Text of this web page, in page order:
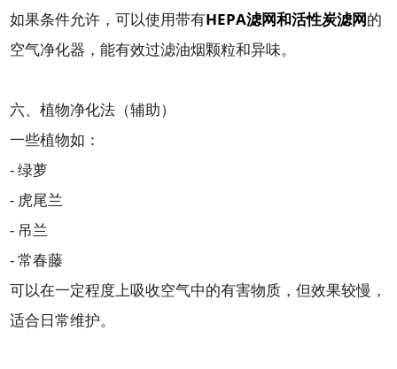
如果条件允许，可以使用带有HEPA滤网和活性炭滤网的
空气净化器，能有效过滤油烟颗粒和异味。
六、植物净化法（辅助）
一些植物如：
- 绿萝
- 虎尾兰
- 吊兰
- 常春藤
可以在一定程度上吸收空气中的有害物质，但效果较慢，
适合日常维护。